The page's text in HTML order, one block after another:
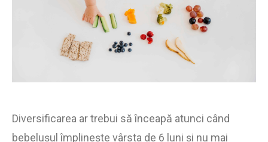
Diversificarea ar trebui să înceapă atunci când
bebelușul împlinește vârsta de 6 luni și nu mai